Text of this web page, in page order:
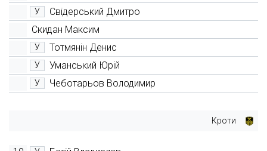
У
Свідерський Дмитро
Скидан Максим
У Тотмянін Денис
У Уманський Юрій
У Чеботарьов Володимир
Кроти